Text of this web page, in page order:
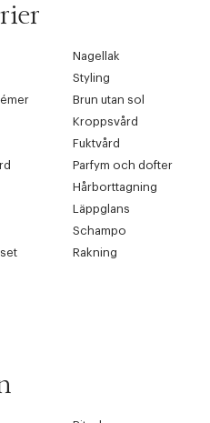
Nagellak
Styling
Brun utan sol
Kroppsvård
Fuktvård
Parfym och dofter
Hårborttagning
Läppglans
Schampo
Rakning